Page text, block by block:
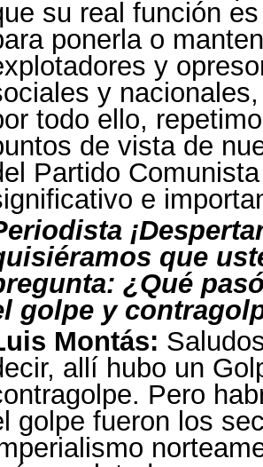
su real función
ponerla o
y
y
todo ello,
de vista de
Partido
e
que
¿Qué
golpe y
Montás:
allí hubo un
Pero
golpe fueron los